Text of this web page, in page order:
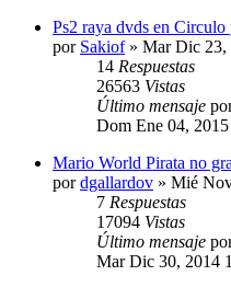
Ps2 raya dvds en Circulo
por Sakiof» Mar Dic 23,
14 Respuestas
26563 Vistas
Último mensaje
Dom Ene 04,
Mario World Pirata no
pordgallardov » Mié
7 Respuestas
17094 Vistas
Último mensaje
Mar Dic 30, 2014